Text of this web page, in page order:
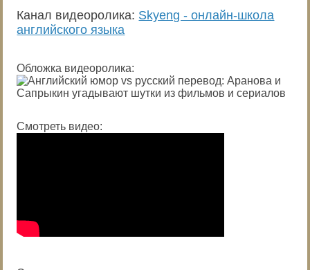
Канал видеоролика: Skyeng - онлайн-школа
английского языка
Обложка видеоролика:
Смотреть видео: